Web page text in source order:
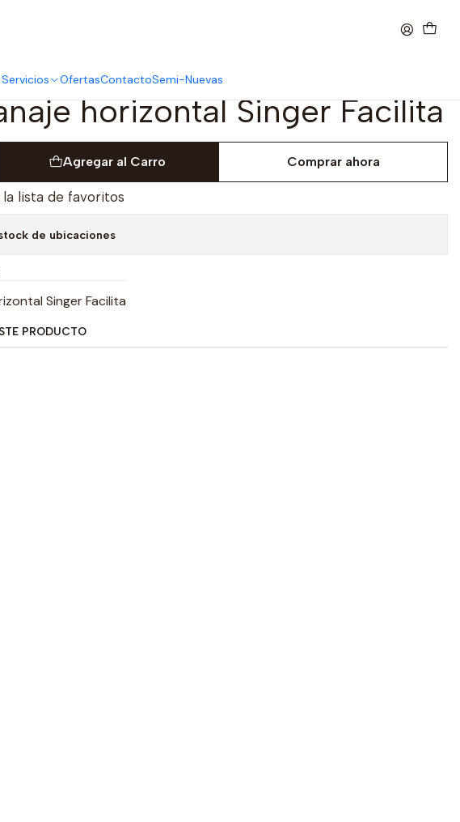
Servicios OfertasContactoSemi-Nuevas
horizontal Singer Facilita
Agregar al Carro Comprar ahora
lista de favoritos
de ubicaciones
Singer Facilita
PRODUCTO